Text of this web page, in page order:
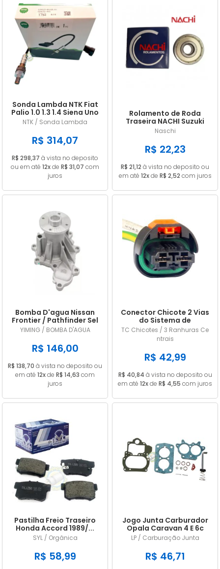
Sonda Lambda NTK Fiat
Palio 1.0 1.3 1.4 Siena Uno
Doblo Punto Strada
NTK / Sonda Lambda
R$ 314,07
R$ 298,37 à vista no deposito
ou em até 12xde R$ 31,07 com
juros
Rolamento de Roda
Traseira NACHI Suzuki
GN 125 Intruder / Yes 125
Naschi
R$ 22,23
R$ 21,12 à vista no deposito ou
em até 12xde R$ 2,52 com juros
Bomba D'agua Nissan
Frontier / Pathfinder Sel
2.5 16v Diesel 2008/...
YIMING / BOMBA D'AGUA
R$ 146,00
R$ 138,70 à vista no deposito ou
em até 12xde R$ 14,63 com
juros
Conector Chicote 2 Vias
do Sistema de
Arrefecimento Renault /
Peugeot
TC Chicotes / 3 Ranhuras Ce
ntrais
R$ 42,99
R$ 40,84 à vista no deposito ou
em até 12xde R$ 4,55 com juros
Pastilha Freio Traseiro
Honda Accord 1989/...
Civic 1.8 2006/...
SYL / Orgânica
R$ 58,99
Jogo Junta Carburador
Opala Caravan 4 E 6c
CARB 446 DFV ALC
LP / Carburação Junta
R$ 46,71